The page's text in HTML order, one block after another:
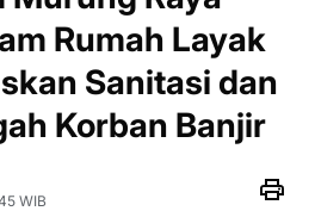
Rumah Layak
Sanitasi dan
Korban Banjir
WIB